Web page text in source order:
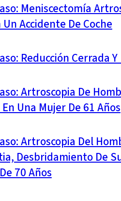
Meniscectomía
Accidente De Coche
Reducción Cerrada
Artroscopia De
Una Mujer De 61 Años
Artroscopia Del
Desbridamiento De
70 Años